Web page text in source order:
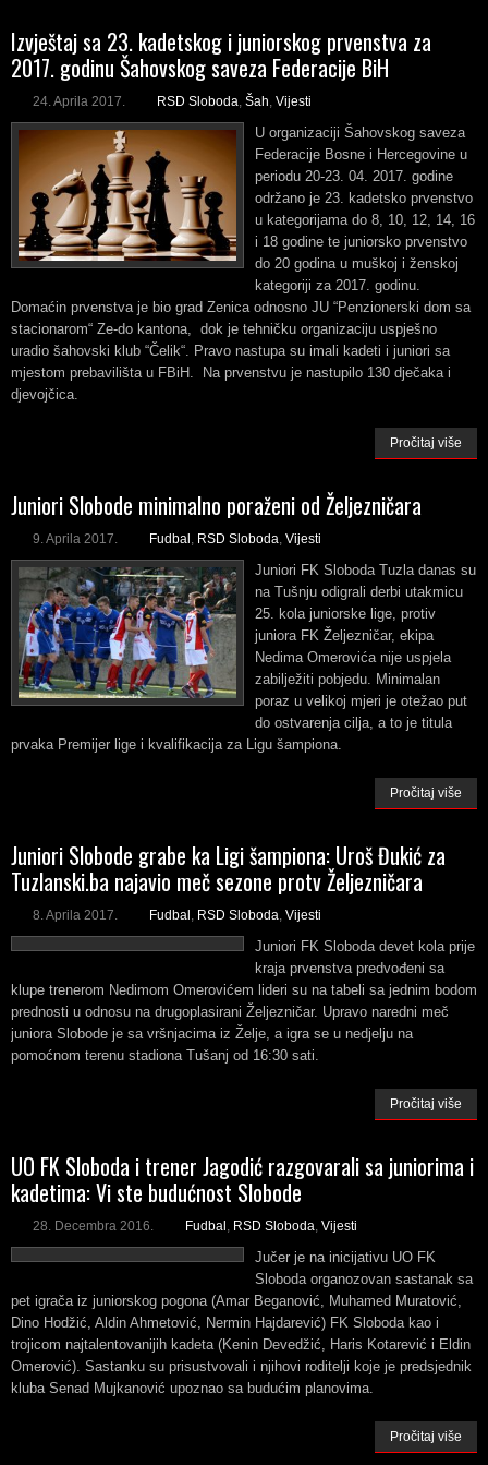
Izvještaj sa 23. kadetskog i juniorskog prvenstva za
2017. godinu Šahovskog saveza Federacije BiH
24. Aprila 2017. RSD Sloboda Šah Vijesti
U organizaciji Šahovskog saveza
Federacije Bosne i Hercegovine u
periodu 20-23. 04. 2017. godine
održano je 23. kadetsko prvenstvo
u kategorijama do 8, 10, 12, 14, 16
i 18 godine te juniorsko prvenstvo
do 20 godina u muškoj i ženskoj
kategoriji za 2017. godinu.
Domaćin prvenstva je bio grad Zenica odnosno JU “Penzionerski dom sa
stacionarom“ Ze-do kantona, dok je tehničku organizaciju uspješno
uradio šahovski klub “Čelik“. Pravo nastupa su imali kadeti i juniori sa
mjestom prebavilišta u FBiH. Na prvenstvu je nastupilo 130 dječaka i
djevojčica.
Pročitaj više
Juniori Slobode minimalno poraženi od Željezničara
9. Aprila 2017. Fudbal RSD Sloboda Vijesti
Juniori FK Sloboda Tuzla danas su
na Tušnju odigrali derbi utakmicu
25. kola juniorske lige, protiv
juniora FK Željezničar, ekipa
Nedima Omerovića nije uspjela
zabilježiti pobjedu. Minimalan
poraz u velikoj mjeri je otežao put
do ostvarenja cilja, a to je titula
prvaka Premijer lige i kvalifikacija za Ligu šampiona.
Pročitaj više
Juniori Slobode grabe ka Ligi šampiona: Uroš Đukić za
Tuzlanski.ba najavio meč sezone protv Željezničara
8. Aprila 2017. Fudbal RSD Sloboda Vijesti
Juniori FK Sloboda devet kola prije
kraja prvenstva predvođeni sa
klupe trenerom Nedimom Omerovićem lideri su na tabeli sa jednim bodom
prednosti u odnosu na drugoplasirani Željezničar. Upravo naredni meč
juniora Slobode je sa vršnjacima iz Želje, a igra se u nedjelju na
pomoćnom terenu stadiona Tušanj od 16:30 sati.
Pročitaj više
UO FK Sloboda i trener Jagodić razgovarali sa juniorima i
kadetima: Vi ste budućnost Slobode
28. Decembra 2016. Fudbal RSD Sloboda Vijesti
Jučer je na inicijativu UO FK
Sloboda organozovan sastanak sa
pet igrača iz juniorskog pogona (Amar Beganović, Muhamed Muratović,
Dino Hodžić, Aldin Ahmetović, Nermin Hajdarević) FK Sloboda kao i
trojicom najtalentovanijih kadeta (Kenin Devedžić, Haris Kotarević i Eldin
Omerović). Sastanku su prisustvovali i njihovi roditelji koje je predsjednik
kluba Senad Mujkanović upoznao sa budućim planovima.
Pročitaj više